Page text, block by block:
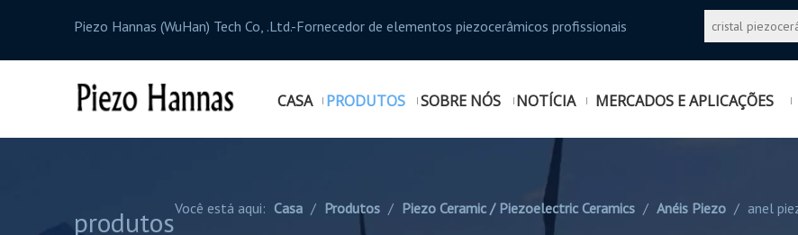
Piezo Hannas (WuHan) Tech Co, .Ltd.-Fornecedor de elementos piezocerâmicos profissionais
CASA PRODUTOS SOBRE NÓS NOTÍCIA MERCADOS E APLICAÇÕES
produtosVocê está aqui: Casa / Produtos / Piezo Ceramic / Piezoelectric Ceramics / Anéis Piezo / anel